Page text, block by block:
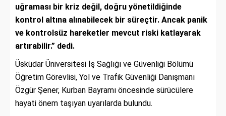
uğraması bir kriz değil, doğru yönetildiğinde
kontrol altına alınabilecek bir süreçtir. Ancak panik
ve kontrolsüz hareketler mevcut riski katlayarak
artırabilir.” dedi.
Üsküdar Üniversitesi İş Sağlığı ve Güvenliği Bölümü
Öğretim Görevlisi, Yol ve Trafik Güvenliği Danışmanı
Özgür Şener, Kurban Bayramı öncesinde sürücülere
hayati önem taşıyan uyarılarda bulundu.